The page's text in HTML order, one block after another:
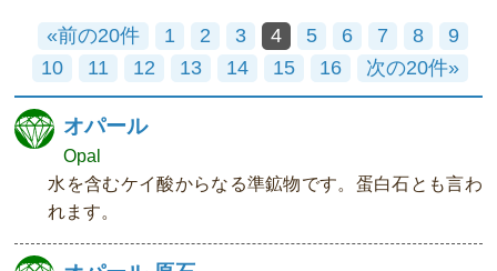
«前の20件 1 2 3 4 5 6 7 8
9
10
11 12 13 14 15 16 次の20件»
オパール
Opal
水を含むケイ酸からなる準鉱物です。蛋白石とも言わ
れます。